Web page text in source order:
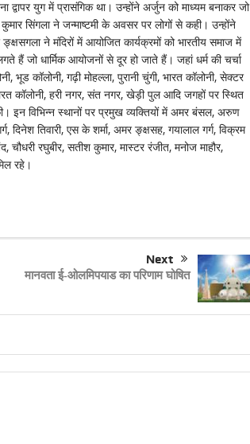
युग में प्रासंगिक था। उन्होंने अर्जुन को माध्यम बनाकर जो
सिंगला ने जन्माष्टमी के अवसर पर लोगों से कही। उन्होंने
ङ्क्षसगला ने मंदिरों में आयोजित कार्यक्रमों को भारतीय समाज में
हैं जो धार्मिक आयोजनों से दूर हो जाते हैं। जहां धर्म की चर्चा
भूड कॉलोनी, गढ़ी मोहल्ला, पुरानी चुंगी, भारत कॉलोनी, सेक्टर
कॉलोनी, हरी नगर, संत नगर, खेड़ी पुल आदि जगहों पर स्थित
इन विभिन्न स्थानों पर प्रमुख व्यक्तियों में अमर बंसल, अरुण
तिवारी, एस के शर्मा, अमर ङ्क्षसह, गयालाल गर्ग, विक्रम
रघुबीर, सतीश कुमार, मास्टर रंजीत, मनोज माहौर,
रहे।
Next
मानवता ई-ओलमिपयाड का परिणाम घोषित